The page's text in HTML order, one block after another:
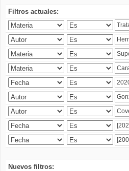
Filtros actuales:
Nuevos filtros: